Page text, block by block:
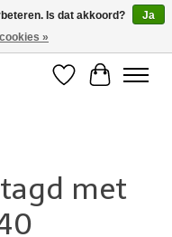
reviews
Verlanglijst
met
Is dat akkoord?
Ja
»